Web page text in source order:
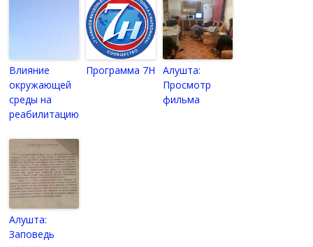
Влияние
окружающей
среды на
реабилитацию
Программа 7Н
Алушта:
Просмотр
фильма
Алушта:
Заповедь